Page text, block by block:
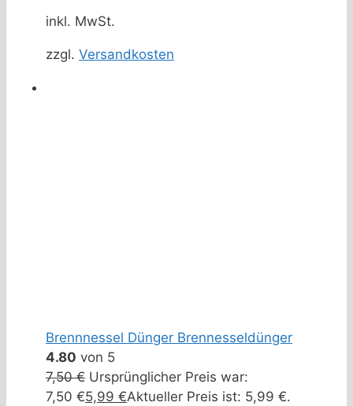
inkl. MwSt.
zzgl. Versandkosten
Brennnessel Dünger Brennesseldünger
4.80 von 5
7,50€ Ursprünglicher Preis war:
7,50 €5,99 €Aktueller Preis ist: 5,99 €.